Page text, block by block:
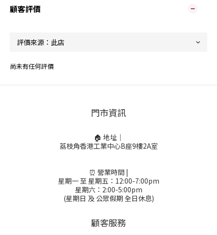
顧客評價
尚未有任何評價
門市資訊
🏠 地址｜
荔枝角香港工業中心B座9樓2A室
⏰ 營業時間 |
星期一 至 星期五：12:00-7:00pm
星期六：2:00-5:00pm
(星期日 及 公眾假期 全日休息)
顧客服務